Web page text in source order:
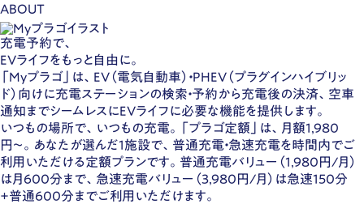
ABOUT
充電予約で、
EVライフをもっと自由に。
「Myプラゴ」は、EV（電気自動車）・PHEV（プラグインハイブリッ
ド）向けに充電ステーションの検索・予約から充電後の決済、空車
通知までシームレスにEVライフに必要な機能を提供します。
いつもの場所で、いつもの充電。「プラゴ定額」は、月額1,980
円〜。あなたが選んだ1施設で、普通充電・急速充電を時間内でご
利用いただける定額プランです。普通充電バリュー（1,980円/月）
は月600分まで、急速充電バリュー（3,980円/月）は急速150分
+普通600分までご利用いただけます。